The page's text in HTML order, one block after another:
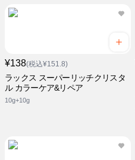
¥138(税込¥151.8)
ラックス スーパーリッチクリスタ
ル カラーケア&リペア
10g+10g